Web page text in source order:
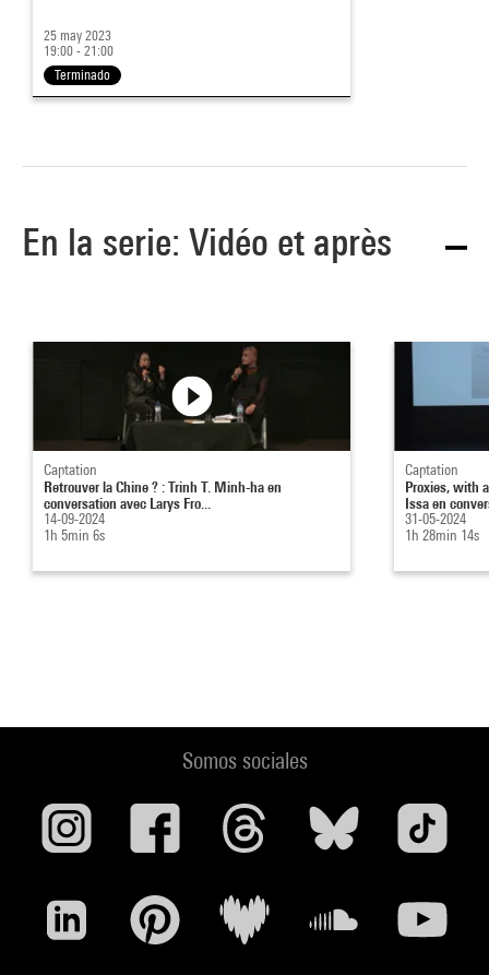
25 may 2023
19:00 - 21:00
Terminado
En la serie: Vidéo et après
Captation
Retrouver la Chine ? : Trinh T. Minh-ha en
conversation avec Larys Fro...
14-09-2024
1h 5min 6s
Captation
Proxies, with
Issa en
31-05-2024
1h 28min 14s
Somos sociales